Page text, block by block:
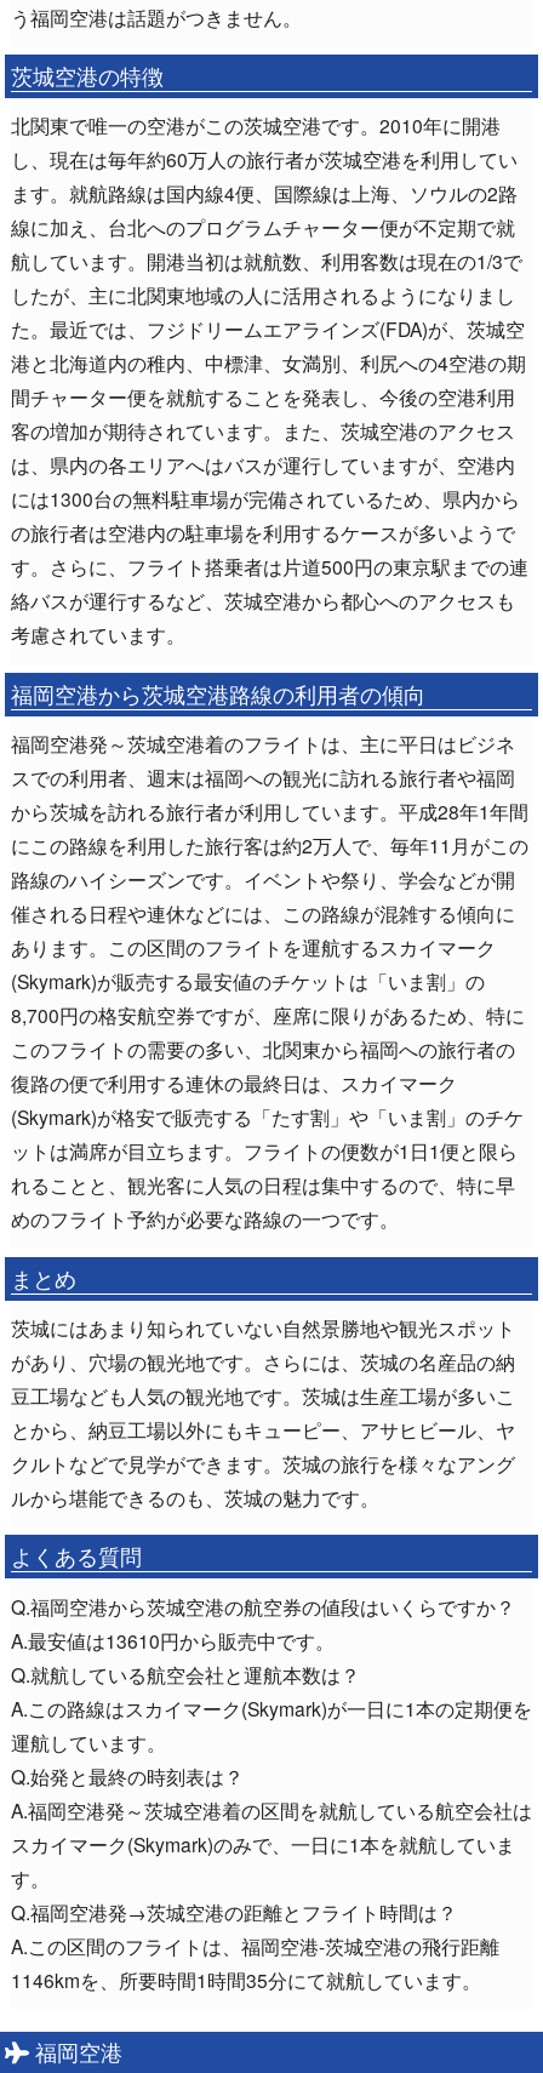
う福岡空港は話題がつきません。
茨城空港の特徴
北関東で唯一の空港がこの茨城空港です。2010年に開港
し、現在は毎年約60万人の旅行者が茨城空港を利用してい
ます。就航路線は国内線4便、国際線は上海、ソウルの2路
線に加え、台北へのプログラムチャーター便が不定期で就
航しています。開港当初は就航数、利用客数は現在の1/3で
したが、主に北関東地域の人に活用されるようになりまし
た。最近では、フジドリームエアラインズ(FDA)が、茨城空
港と北海道内の稚内、中標津、女満別、利尻への4空港の期
間チャーター便を就航することを発表し、今後の空港利用
客の増加が期待されています。また、茨城空港のアクセス
は、県内の各エリアへはバスが運行していますが、空港内
には1300台の無料駐車場が完備されているため、県内から
の旅行者は空港内の駐車場を利用するケースが多いようで
す。さらに、フライト搭乗者は片道500円の東京駅までの連
絡バスが運行するなど、茨城空港から都心へのアクセスも
考慮されています。
福岡空港から茨城空港路線の利用者の傾向
福岡空港発～茨城空港着のフライトは、主に平日はビジネ
スでの利用者、週末は福岡への観光に訪れる旅行者や福岡
から茨城を訪れる旅行者が利用しています。平成28年1年間
にこの路線を利用した旅行客は約2万人で、毎年11月がこの
路線のハイシーズンです。イベントや祭り、学会などが開
催される日程や連休などには、この路線が混雑する傾向に
あります。この区間のフライトを運航するスカイマーク
(Skymark)が販売する最安値のチケットは「いま割」の
8,700円の格安航空券ですが、座席に限りがあるため、特に
このフライトの需要の多い、北関東から福岡への旅行者の
復路の便で利用する連休の最終日は、スカイマーク
(Skymark)が格安で販売する「たす割」や「いま割」のチケ
ットは満席が目立ちます。フライトの便数が1日1便と限ら
れることと、観光客に人気の日程は集中するので、特に早
めのフライト予約が必要な路線の一つです。
まとめ
茨城にはあまり知られていない自然景勝地や観光スポット
があり、穴場の観光地です。さらには、茨城の名産品の納
豆工場なども人気の観光地です。茨城は生産工場が多いこ
とから、納豆工場以外にもキューピー、アサヒビール、ヤ
クルトなどで見学ができます。茨城の旅行を様々なアング
ルから堪能できるのも、茨城の魅力です。
よくある質問
Q.福岡空港から茨城空港の航空券の値段はいくらですか？
A.最安値は13610円から販売中です。
Q.就航している航空会社と運航本数は？
A.この路線はスカイマーク(Skymark)が一日に1本の定期便を
運航しています。
Q.始発と最終の時刻表は？
A.福岡空港発～茨城空港着の区間を就航している航空会社は
スカイマーク(Skymark)のみで、一日に1本を就航していま
す。
Q.福岡空港発→茨城空港の距離とフライト時間は？
A.この区間のフライトは、福岡空港-茨城空港の飛行距離
1146kmを、所要時間1時間35分にて就航しています。
福岡空港